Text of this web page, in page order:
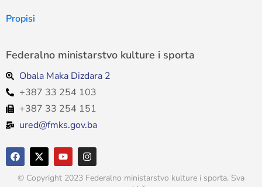
Propisi
Federalno ministarstvo kulture i sporta
Obala Maka Dizdara 2
+387 33 254 103
+387 33 254 151
ured@fmks.gov.ba
© Copyright 2023 Federalno ministarstvo kulture i sporta. Sva